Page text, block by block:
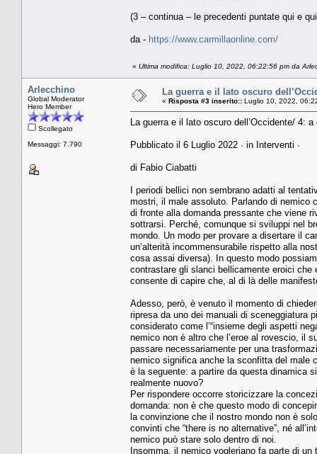
(3 – continua – le precedenti puntate qui e
da - https://www.carmillaonline.com/
« Ultima modifica: Luglio 10, 2022, 06:22:56 pm da
Arlecchino
Global Moderator
Hero Member
Scollegato
Messaggi: 7.790
La guerra e il lato oscuro
« Risposta #3 inserito:: Luglio 10, 2022,
La guerra e il lato oscuro dell’Occidente/ 4:
Pubblicato il 6 Luglio 2022 · in Interventi ·
di Fabio Ciabatti
I periodi bellici non sembrano adatti al
mostri, il male assoluto. Parlando di nemico
di fronte alla domanda pressante che viene
sottrarsi. Perché, comunque si sviluppi nel
mondo. Un modo per provare a disertare il
un’alterità incommensurabile rispetto alla
cosa assai diversa). In questo modo
contrastare gli slanci bellicamente eroici
consente di capire che, al di là delle
Adesso, però, è venuto il momento di
ripresa da uno dei manuali di sceneggiatura
considerato come l’“insieme degli aspetti
nemico non è altro che l’eroe al rovescio, il
passare necessariamente per una
nemico significa anche la sconfitta del male
è la seguente: a partire da questa dinamica
realmente nuovo?
Per rispondere occorre storicizzare la
domanda: non è che questo modo di
la convinzione che il nostro mondo non è
convinti che “there is no alternative”, né
nemico può stare solo dentro di noi.
Insomma, il nemico vogleriano fa parte di